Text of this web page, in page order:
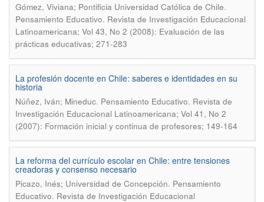
Gómez, Viviana; Pontificia Universidad Católica de Chile.
Pensamiento Educativo. Revista de Investigación Educacional
Latinoamericana; Vol 43, No 2 (2008): Evaluación de las
prácticas educativas; 271-283
La profesión docente en Chile: saberes e identidades en su
historia
Núñez, Iván; Mineduc. Pensamiento Educativo. Revista de
Investigación Educacional Latinoamericana; Vol 41, No 2
(2007): Formación inicial y continua de profesores; 149-164
La reforma del currículo escolar en Chile: entre tensiones
creadoras y consenso necesario
Picazo, Inés; Universidad de Concepción. Pensamiento
Educativo. Revista de Investigación Educacional